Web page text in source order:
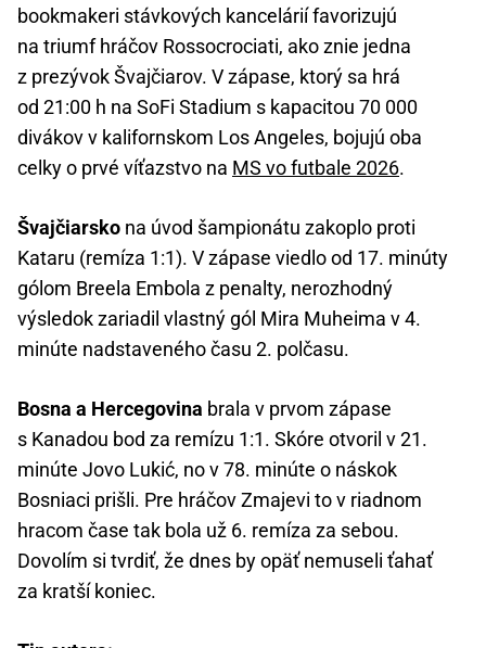
bookmakeri stávkových kancelárií favorizujú
na triumf hráčov Rossocrociati, ako znie jedna
z prezývok Švajčiarov. V zápase, ktorý sa hrá
od 21:00 h na SoFi Stadium s kapacitou 70 000
divákov v kalifornskom Los Angeles, bojujú oba
celky o prvé víťazstvo na MS vo futbale 2026.
Švajčiarsko na úvod šampionátu zakoplo proti
Kataru (remíza 1:1). V zápase viedlo od 17. minúty
gólom Breela Embola z penalty, nerozhodný
výsledok zariadil vlastný gól Mira Muheima v 4.
minúte nadstaveného času 2. polčasu.
Bosna a Hercegovina brala v prvom zápase
s Kanadou bod za remízu 1:1. Skóre otvoril v 21.
minúte Jovo Lukić, no v 78. minúte o náskok
Bosniaci prišli. Pre hráčov Zmajevi to v riadnom
hracom čase tak bola už 6. remíza za sebou.
Dovolím si tvrdiť, že dnes by opäť nemuseli ťahať
za kratší koniec.